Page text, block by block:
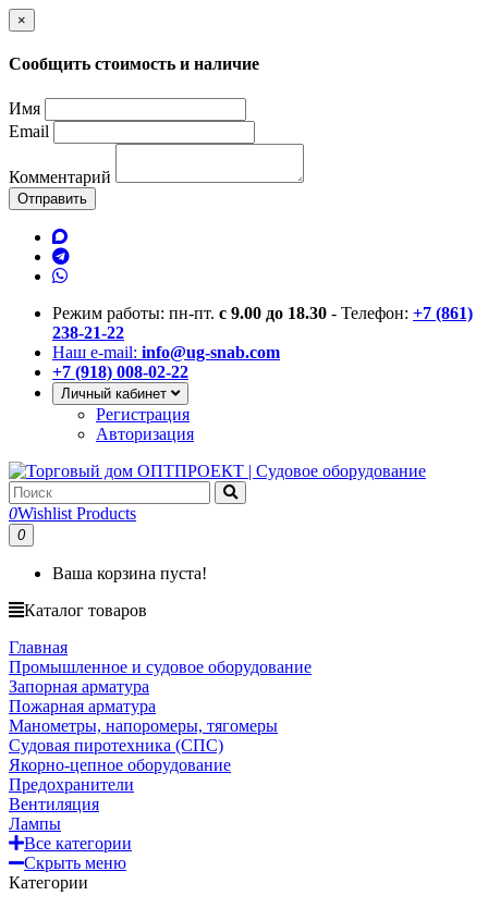
×
Сообщить стоимость и наличие
Имя
Email
Комментарий
Отправить
Режим работы: пн-пт. с 9.00 до 18.30 - Телефон: +7 (861)
238-21-22
Наш e-mail: info@ug-snab.com
+7 (918) 008-02-22
Личный кабинет
Регистрация
Авторизация
0Wishlist Products
0
Ваша корзина пуста!
Каталог товаров
Главная
Промышленное и судовое оборудование
Запорная арматура
Пожарная арматура
Манометры, напоромеры, тягомеры
Судовая пиротехника (СПС)
Якорно-цепное оборудование
Предохранители
Вентиляция
Лампы
Все категории
Скрыть меню
Категории